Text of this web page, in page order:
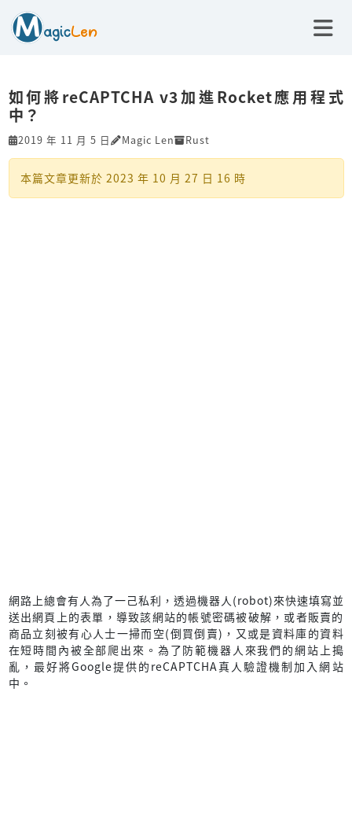
如何將reCAPTCHA v3加進Rocket應用程式
中？
2019 年 11 月 5 日 Magic Len Rust
本篇文章更新於 2023 年 10 月 27 日 16 時
網路上總會有人為了一己私利，透過機器人(robot)來快速填寫並
送出網頁上的表單，導致該網站的帳號密碼被破解，或者販賣的
商品立刻被有心人士一掃而空(倒買倒賣)，又或是資料庫的資料
在短時間內被全部爬出來。為了防範機器人來我們的網站上搗
亂，最好將Google提供的reCAPTCHA真人驗證機制加入網站
中。